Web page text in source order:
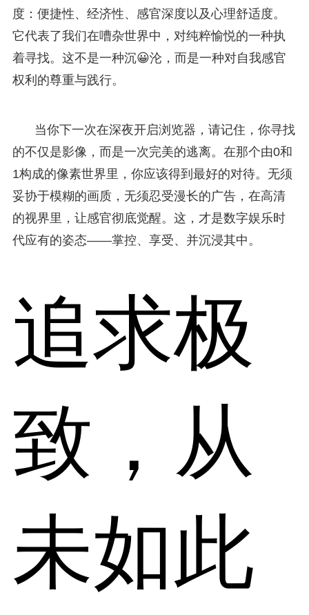
度：便捷性、经济性、感官深度以及心理舒适度。
它代表了我们在嘈杂世界中，对纯粹愉悦的一种执
着寻找。这不是一种沉😀沦，而是一种对自我感官
权利的尊重与践行。
当你下一次在深夜开启浏览器，请记住，你寻找
的不仅是影像，而是一次完美的逃离。在那个由0和
1构成的像素世界里，你应该得到最好的对待。无须
妥协于模糊的画质，无须忍受漫长的广告，在高清
的视界里，让感官彻底觉醒。这，才是数字娱乐时
代应有的姿态——掌控、享受、并沉浸其中。
追求极
致，从
未如此